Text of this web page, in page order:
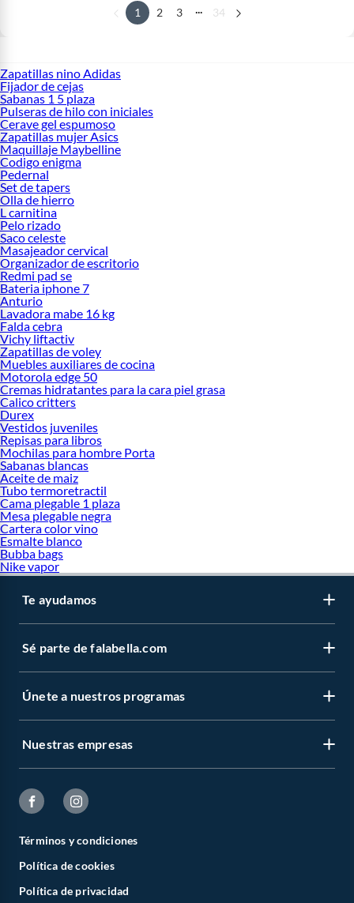
1 2 3 ... 34
Zapatillas nino Adidas
Fijador de cejas
Sabanas 1 5 plaza
Pulseras de hilo con iniciales
Cerave gel espumoso
Zapatillas mujer Asics
Maquillaje Maybelline
Codigo enigma
Pedernal
Set de tapers
Olla de hierro
L carnitina
Pelo rizado
Saco celeste
Masajeador cervical
Organizador de escritorio
Redmi pad se
Bateria iphone 7
Anturio
Lavadora mabe 16 kg
Falda cebra
Vichy liftactiv
Zapatillas de voley
Muebles auxiliares de cocina
Motorola edge 50
Cremas hidratantes para la cara piel grasa
Calico critters
Durex
Vestidos juveniles
Repisas para libros
Mochilas para hombre Porta
Sabanas blancas
Aceite de maiz
Tubo termoretractil
Cama plegable 1 plaza
Mesa plegable negra
Cartera color vino
Esmalte blanco
Bubba bags
Nike vapor
Te ayudamos
Sé parte de falabella.com
Únete a nuestros programas
Nuestras empresas
Términos y condiciones
Política de cookies
Política de privacidad